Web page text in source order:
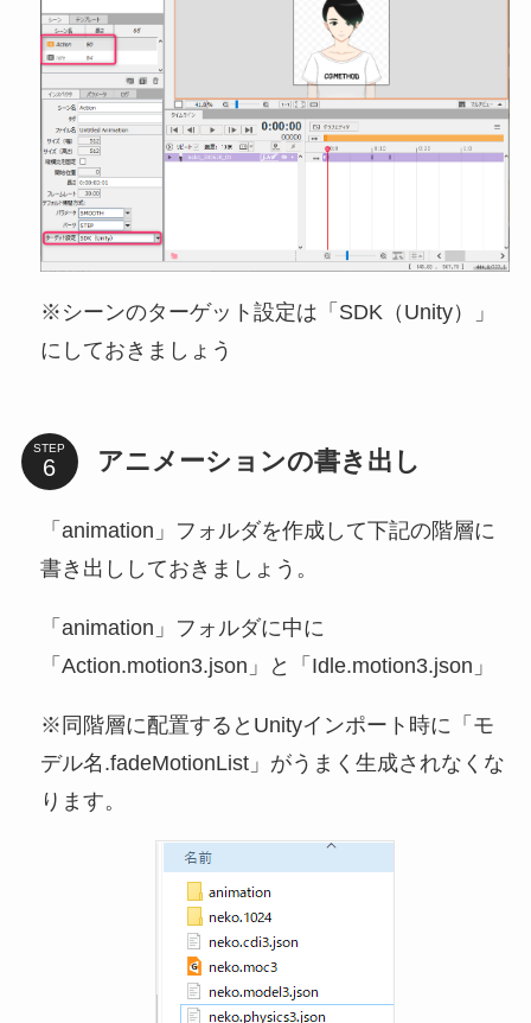
※シーンのターゲット設定は「SDK（Unity）」
にしておきましょう
STEP アニメーションの書き出し
「animation」フォルダを作成して下記の階層に
書き出ししておきましょう。
「animation」フォルダに中に
「Action.motion3.json」と「Idle.motion3.json」
※同階層に配置するとUnityインポート時に「モ
デル名.fadeMotionList」がうまく生成されなくな
ります。